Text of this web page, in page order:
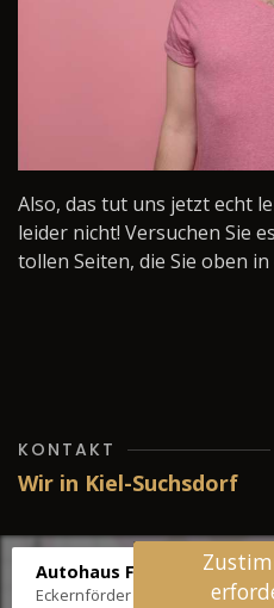
Also, das tut uns jetzt echt
leider nicht! Versuchen Sie
tollen Seiten, die Sie oben
KONTAKT
Wir in Kiel-Suchsdorf
Autohaus Fräter
Eckernförder Str. /Klausbrooker